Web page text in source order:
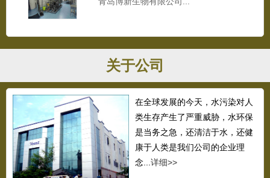
关于公司
在全球发展的今天，水污染对人
类生存产生了严重威胁，水环保
是当务之急，还清洁于水，还健
康于人类是我们公司的企业理
念... 详细>>